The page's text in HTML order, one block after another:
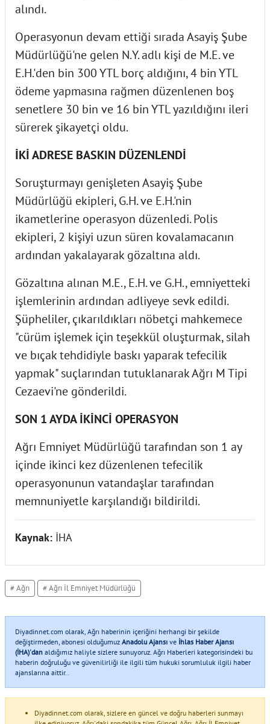
alındı.
Operasyonun devam ettiği sırada Asayiş Şube
Müdürlüğü'ne gelen N.Y. adlı kişi de M.E. ve
E.H.'den bin 300 YTL borç aldığını, 4 bin YTL
ödeme yapmasına rağmen düzenlenen boş
senetlere 30 bin ve 16 bin YTL yazıldığını ileri
sürerek şikayetçi oldu.
İKİ ADRESE BASKIN DÜZENLENDİ
Soruşturmayı genişleten Asayiş Şube
Müdürlüğü ekipleri, G.H. ve E.H.'nin
ikametlerine operasyon düzenledi. Polis
ekipleri, 2 kişiyi uzun süren kovalamacanın
ardından yakalayarak gözaltına aldı.
Gözaltına alınan M.E., E.H. ve G.H., emniyetteki
işlemlerinin ardından adliyeye sevk edildi.
Şüpheliler, çıkarıldıkları nöbetçi mahkemece
"cürüm işlemek için teşekkül oluşturmak, silah
ve bıçak tehdidiyle baskı yaparak tefecilik
yapmak" suçlarından tutuklanarak Ağrı M Tipi
Cezaevi'ne gönderildi.
SON 1 AYDA İKİNCİ OPERASYON
Ağrı Emniyet Müdürlüğü tarafından son 1 ay
içinde ikinci kez düzenlenen tefecilik
operasyonunun vatandaşlar tarafından
memnuniyetle karşılandığı bildirildi.
Kaynak: İHA
# Ağrı # Ağrı İl Emniyet Müdürlüğü
Diyadinnet.com olarak, Ağrı haberinin içeriğini herhangi bir şekilde
değiştirmeden, abonesi olduğumuz Anadolu Ajansı ve İhlas Haber Ajansı
(İHA)'dan aldığımız haliyle sizlere sunuyoruz. Ağrı Haberleri kategorisindeki bu
haberin doğruluğu ve güvenilirliği ile ilgili tüm hukuki sorumluluk ilgili haber
ajanslarına aittir..
Diyadinnet.com olarak, sizlere en güncel ve doğru haberleri sunmayı